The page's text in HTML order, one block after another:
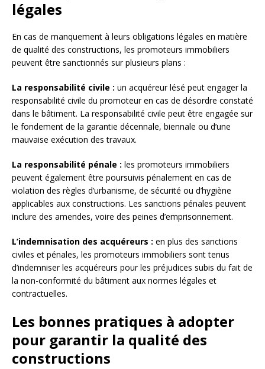
légales
En cas de manquement à leurs obligations légales en matière
de qualité des constructions, les promoteurs immobiliers
peuvent être sanctionnés sur plusieurs plans :
La responsabilité civile : un acquéreur lésé peut engager la
responsabilité civile du promoteur en cas de désordre constaté
dans le bâtiment. La responsabilité civile peut être engagée sur
le fondement de la garantie décennale, biennale ou d’une
mauvaise exécution des travaux.
La responsabilité pénale : les promoteurs immobiliers
peuvent également être poursuivis pénalement en cas de
violation des règles d’urbanisme, de sécurité ou d’hygiène
applicables aux constructions. Les sanctions pénales peuvent
inclure des amendes, voire des peines d’emprisonnement.
L’indemnisation des acquéreurs : en plus des sanctions
civiles et pénales, les promoteurs immobiliers sont tenus
d’indemniser les acquéreurs pour les préjudices subis du fait de
la non-conformité du bâtiment aux normes légales et
contractuelles.
Les bonnes pratiques à adopter
pour garantir la qualité des
constructions